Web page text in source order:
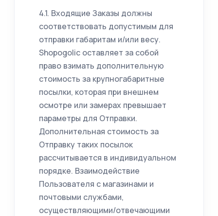
4.1. Входящие Заказы должны
соответствовать допустимым для
отправки габаритам и/или весу.
Shopogolic оставляет за собой
право взимать дополнительную
стоимость за крупногабаритные
посылки, которая при внешнем
осмотре или замерах превышает
параметры для Отправки.
Дополнительная стоимость за
Отправку таких посылок
рассчитывается в индивидуальном
порядке. Взаимодействие
Пользователя с магазинами и
почтовыми службами,
осуществляющими/отвечающими